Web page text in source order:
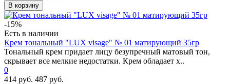
В корзину
-15%
Есть в наличии
Крем тональный "LUX visage" № 01 матирующий 35гр
Тональный крем придает лицу безупречный матовый тон,
скрывает все мелкие недостатки. Крем обладает х..
0
414 руб. 487 руб.